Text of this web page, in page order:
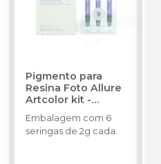
Pigmento para
Resina Foto Allure
Artcolor kit-
YLLER
Embalagem com 6
seringas de 2g cada.